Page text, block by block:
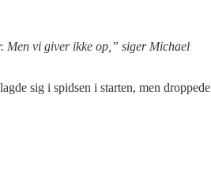
Men vi giver ikke op,” siger Michael
sig i spidsen i starten, men droppede